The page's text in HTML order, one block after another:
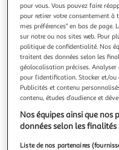
LA SAGA DES
VOLUMES. TOME 1,
EPREUVE ; TOME 3,
DEPART ; TOME 5, LA
Elizabeth Jane
Se déployant sur trois
l'histoire d'une famille
Guerre à la mort de leur
années 1950, en
séparations des autres,
petits ma
En savoir +
Vous voulez
pour vous. Vous pouvez faire
pour retirer votre consentement
mes préférences" en bas de
sur notre ou nos sites web. Pour
politique de confidentialité. Nos
traitent des données selon les
géolocalisation précises.
pour l’identification. Stocker et/
Publicités et contenu
contenu, études d’audience et
Nos équipes ainsi que nos
données selon les finalités
Liste de nos partenaires